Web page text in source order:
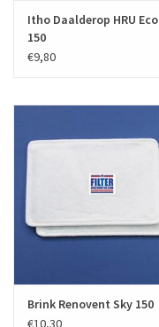
Itho Daalderop HRU Eco
150
€9,80
Brink Renovent Sky 150
€10,30